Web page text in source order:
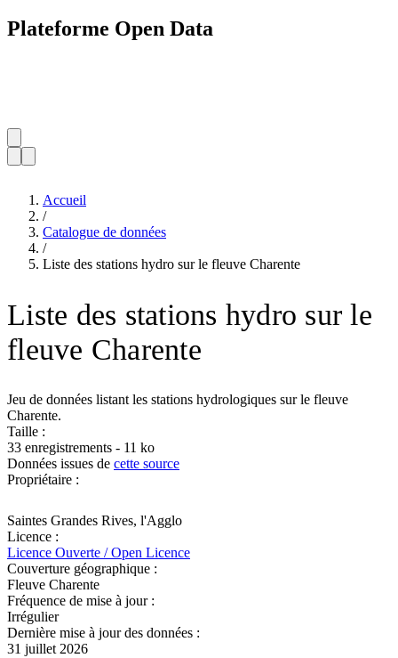
Plateforme Open Data
Accueil
/
Catalogue de données
/
Liste des stations hydro sur le fleuve Charente
Liste des stations hydro sur le
fleuve Charente
Jeu de données listant les stations hydrologiques sur le fleuve
Charente.
Taille :
33 enregistrements - 11 ko
Données issues de cette source
Propriétaire :
Saintes Grandes Rives, l'Agglo
Licence :
Licence Ouverte / Open Licence
Couverture géographique :
Fleuve Charente
Fréquence de mise à jour :
Irrégulier
Dernière mise à jour des données :
31 juillet 2026